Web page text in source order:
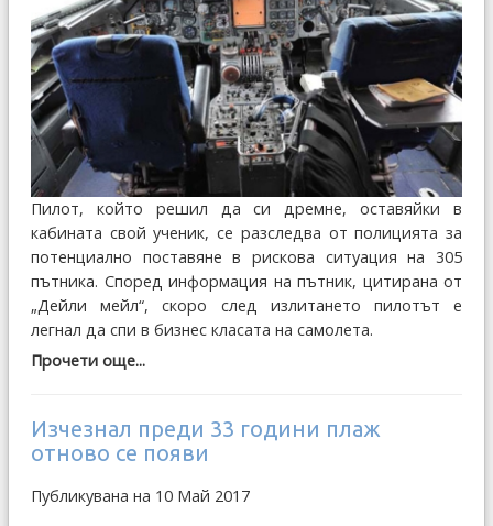
Пилот, който решил да си дремне, оставяйки в
кабината свой ученик, се разследва от полицията за
потенциално поставяне в рискова ситуация на 305
пътника. Според информация на пътник, цитирана от
„Дейли мейл“, скоро след излитането пилотът е
легнал да спи в бизнес класата на самолета.
Прочети още...
Изчезнал преди 33 години плаж
отново се появи
Публикувана на 10 Май 2017